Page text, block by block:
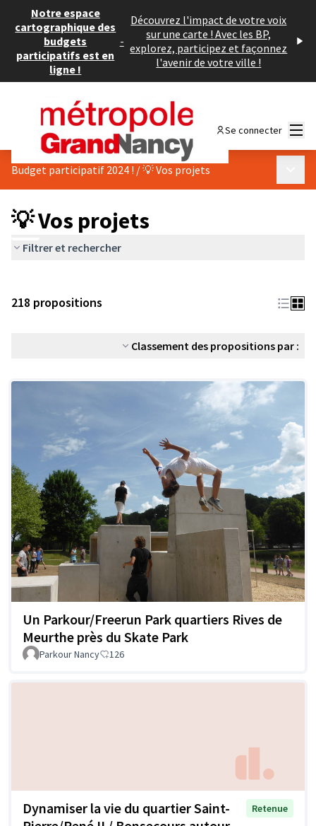
Notre espace
cartographique des
budgets
participatifs est en
ligne !
-
Découvrez l'impact de votre voix
sur une carte ! Avec les BP,
explorez, participez et façonnez
l'avenir de votre ville !
Se connecter
Budget participatif 2024 ! /💡 Vos projets
💡 Vos projets
Filtrer et rechercher
218 propositions
Classement des propositions par :
Un Parkour/Freerun Park quartiers Rives de
Meurthe près du Skate Park
Parkour Nancy 126
Dynamiser la vie du quartier Saint-
Retenue